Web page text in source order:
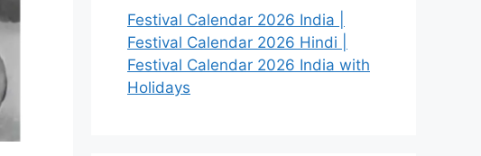
Festival Calendar 2026 India |
Festival Calendar 2026 Hindi |
Festival Calendar 2026 India with
Holidays